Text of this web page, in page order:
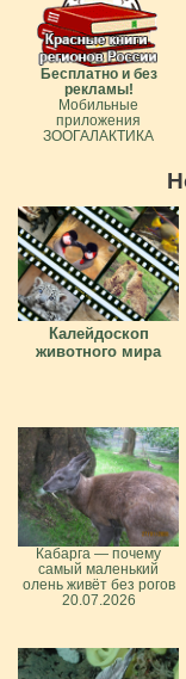
Бесплатно и без
рекламы!
Мобильные
приложения
ЗООГАЛАКТИКА
Калейдоскоп
животного мира
Кабарга — почему
самый маленький
олень живёт без рогов
20.07.2026